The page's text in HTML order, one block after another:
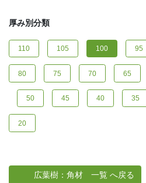
厚み別分類
110 105 100 95
80 75 70 65
50 45 40 35
20
広葉樹：角材 一覧 へ戻る